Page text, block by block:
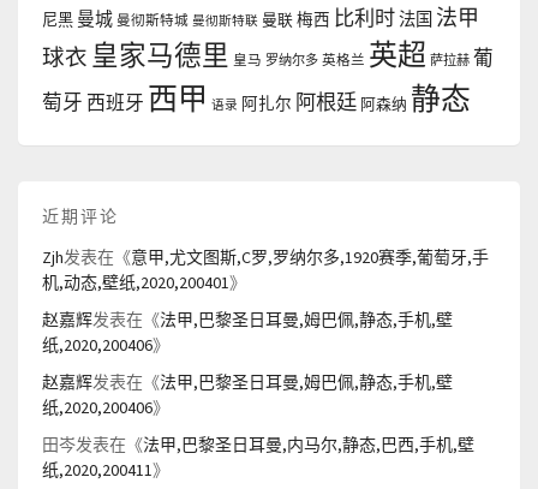
尼黑 曼城 曼彻斯特城 曼彻斯特联 曼联梅西 比利时法国 法甲
球衣 皇家马德里 皇马 罗纳尔多 英格兰 英超 萨拉赫 葡
萄牙 西班牙 西甲 语录 阿扎尔 阿根廷 阿森纳 静态
近期评论
Zjh发表在《意甲,尤文图斯,C罗,罗纳尔多,1920赛季,葡萄牙,手
机,动态,壁纸,2020,200401》
赵嘉辉发表在《法甲,巴黎圣日耳曼,姆巴佩,静态,手机,壁
纸,2020,200406》
赵嘉辉发表在《法甲,巴黎圣日耳曼,姆巴佩,静态,手机,壁
纸,2020,200406》
田岑发表在《法甲,巴黎圣日耳曼,内马尔,静态,巴西,手机,壁
纸,2020,200411》